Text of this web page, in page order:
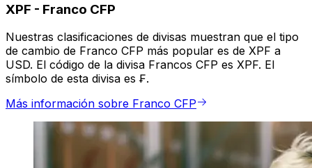
XPF - Franco CFP
Nuestras clasificaciones de divisas muestran que el tipo
de cambio de Franco CFP más popular es de XPF a
USD. El código de la divisa Francos CFP es XPF. El
símbolo de esta divisa es ₣.
Más información sobre Franco CFP